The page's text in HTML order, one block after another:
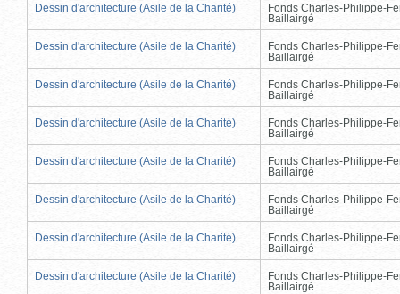
Dessin d'architecture (Asile de la Charité)
Fonds Charles-Philippe-
Baillairgé
Dessin d'architecture (Asile de la Charité)
Fonds Charles-Philippe-
Baillairgé
Dessin d'architecture (Asile de la Charité)
Fonds Charles-Philippe-
Baillairgé
Dessin d'architecture (Asile de la Charité)
Fonds Charles-Philippe-
Baillairgé
Dessin d'architecture (Asile de la Charité)
Fonds Charles-Philippe-
Baillairgé
Dessin d'architecture (Asile de la Charité)
Fonds Charles-Philippe-
Baillairgé
Dessin d'architecture (Asile de la Charité)
Fonds Charles-Philippe-
Baillairgé
Dessin d'architecture (Asile de la Charité)
Fonds Charles-Philippe-
Baillairgé